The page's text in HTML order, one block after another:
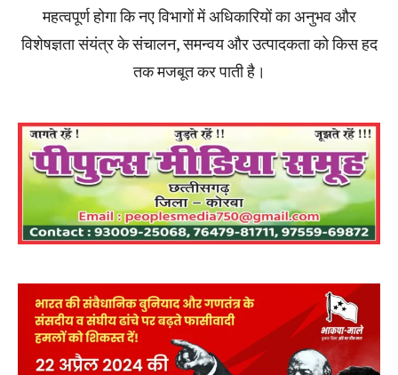
महत्वपूर्ण होगा कि नए विभागों में अधिकारियों का अनुभव और
विशेषज्ञता संयंत्र के संचालन, समन्वय और उत्पादकता को किस हद
तक मजबूत कर पाती है।